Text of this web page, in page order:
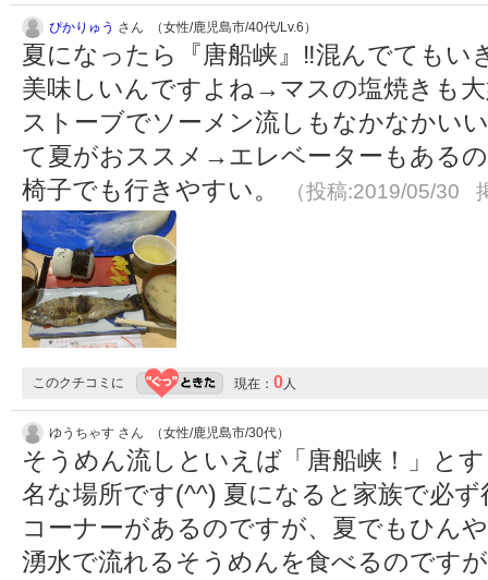
ぴかりゅう さん （女性/鹿児島市/40代/Lv.6）
夏になったら『唐船峡』‼️混んでてもい
美味しいんですよね→マスの塩焼きも
ストーブでソーメン流しもなかなかい
て夏がおススメ→エレベーターもある
椅子でも行きやすい。
（投稿:2019/05/30
このクチコミに 現在： 0人
ゆうちゃす さん （女性/鹿児島市/30代）
そうめん流しといえば「唐船峡！」と
名な場所です(^^) 夏になると家族で必
コーナーがあるのですが、夏でもひん
湧水で流れるそうめんを食べるのです